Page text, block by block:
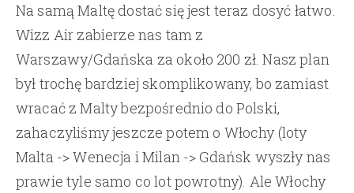
Na samą Maltę dostać się jest teraz dosyć łatwo.
Wizz Air zabierze nas tam z
Warszawy/Gdańska za około 200 zł. Nasz plan
był trochę bardziej skomplikowany, bo zamiast
wracać z Malty bezpośrednio do Polski,
zahaczyliśmy jeszcze potem o Włochy (loty
Malta -> Wenecja i Milan -> Gdańsk wyszły nas
prawie tyle samo co lot powrotny). Ale Włochy